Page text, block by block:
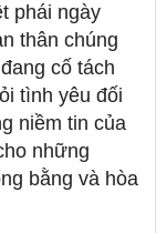
phái ngày
thân chúng
cố tách
tình yêu đối
niềm tin của
những
bằng và hòa